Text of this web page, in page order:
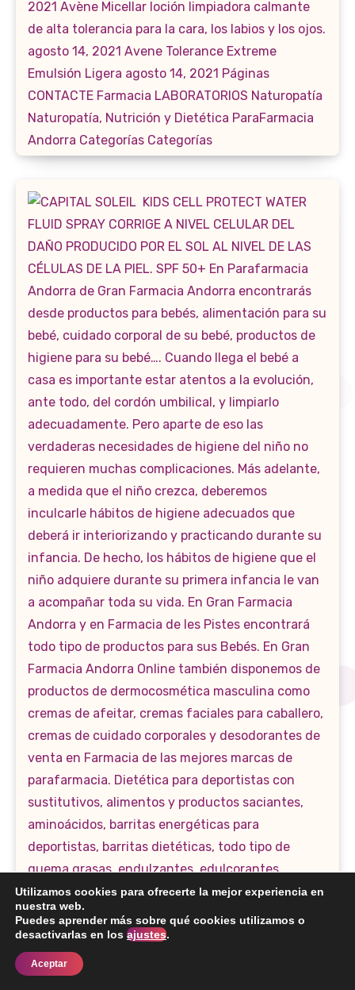
Utilizamos cookies para ofrecerte la mejor experiencia en
nuestra web.
Puedes aprender más sobre qué cookies utilizamos o
desactivarlas en los ajustes.
Aceptar